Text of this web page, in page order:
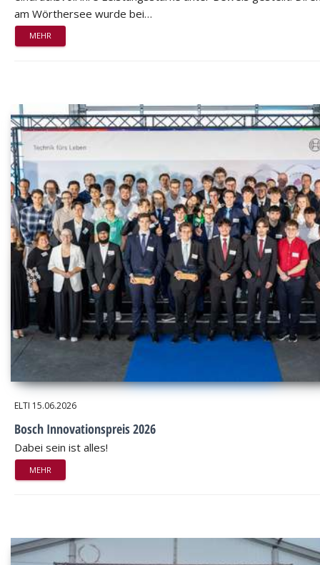
am Wörthersee wurde bei…
MEHR
ELTI 15.06.2026
Bosch Innovationspreis 2026
Dabei sein ist alles!
MEHR